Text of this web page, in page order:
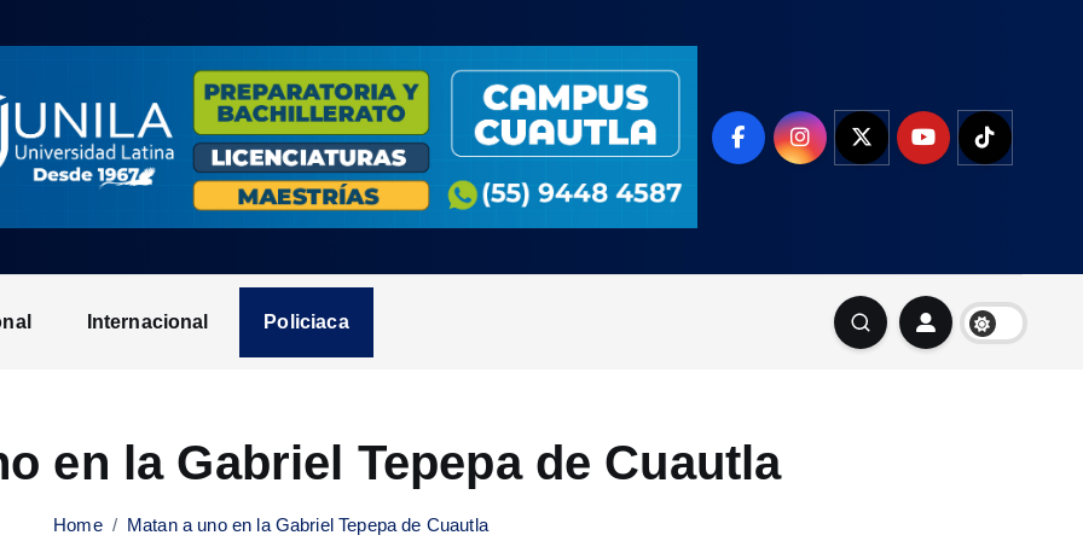
Internacional Policiaca
en la Gabriel Tepepa de Cuautla
Home Matan a uno en la Gabriel Tepepa de Cuautla